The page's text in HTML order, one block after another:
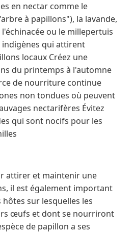
en nectar comme le
à papillons"), la lavande,
ou le millepertuis
indigènes qui attirent
locaux Créez une
du printemps à l'automne
de nourriture continue
non tondues où peuvent
nectarifères Évitez
qui sont nocifs pour les
attirer et maintenir une
il est également important
sur lesquelles les
œufs et dont se nourriront
de papillon a ses